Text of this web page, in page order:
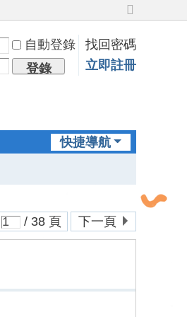
切
換
到
寬
版
自動登錄
找回密碼
登錄
立即註冊
快捷導航
/ 38 頁 下一頁